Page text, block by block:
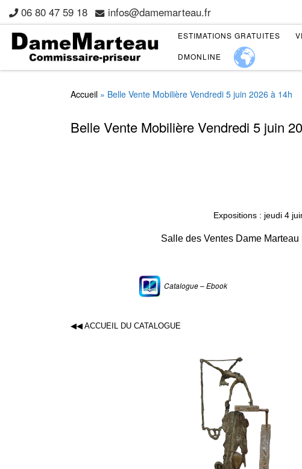
Skip to content
06 80 47 59 18 infos@damemarteau.fr
ESTIMATIONS GRATUITES
DMONLINE
Accueil » Belle Vente Mobilière Vendredi 5 juin 2026 à 14h
Belle Vente Mobilière Vendredi 5 juin
Expositions : jeudi 4
Salle des Ventes Dame Marteau
Catalogue – Ebook
◀◀ ACCUEIL DU CATALOGUE